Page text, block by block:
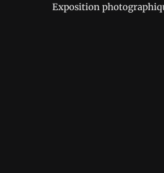
Exposition